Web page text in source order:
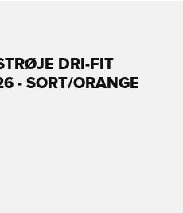
DRI-FIT
- SORT/ORANGE